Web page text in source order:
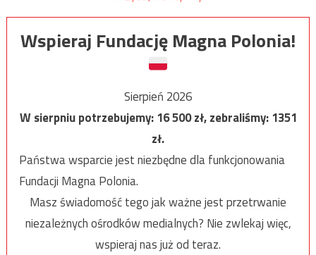
Wspieraj Fundację Magna Polonia!
Sierpień 2026
W sierpniu potrzebujemy:16 500zł, zebraliśmy:1351
zł.
Państwa wsparcie jest niezbędne dla funkcjonowania
Fundacji Magna Polonia.
Masz świadomość tego jak ważne jest przetrwanie
niezależnych ośrodków medialnych? Nie zwlekaj więc,
wspieraj nas już od teraz.